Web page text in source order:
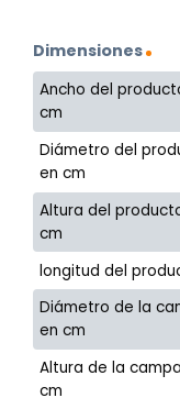
Dimensiones
Ancho del
cm
Diámetro del
en cm
Altura del
cm
longitud del
Diámetro de la
en cm
Altura de la
cm